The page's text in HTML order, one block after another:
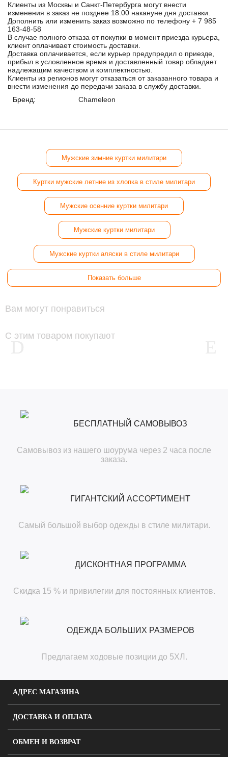
Клиенты из Москвы и Санкт-Петербурга могут внести
изменения в заказ не позднее 18:00 накануне дня доставки.
Дополнить или изменить заказ возможно по телефону + 7 985
163-48-58
В случае полного отказа от покупки в момент приезда курьера,
клиент оплачивает стоимость доставки.
Доставка оплачивается, если курьер предупредил о приезде,
прибыл в условленное время и доставленный товар обладает
надлежащим качеством и комплектностью.
Клиенты из регионов могут отказаться от заказанного товара и
внести изменения до передачи заказа в службу доставки.
Бренд:
Chameleon
Мужские зимние куртки милитари
Куртки мужские летние из хлопка в стиле милитари
Мужские осенние куртки милитари
Мужские куртки милитари
Мужские куртки аляски в стиле милитари
Показать больше
Вам могут понравиться
С этим товаром покупают
БЕСПЛАТНЫЙ САМОВЫВОЗ
Самовывоз из нашего шоурума через 2 часа после
заказа.
ГИГАНТСКИЙ АССОРТИМЕНТ
Самый большой выбор одежды в стиле милитари.
ДИСКОНТНАЯ ПРОГРАММА
Скидка 15 % и привилегии для постоянных клиентов.
ОДЕЖДА БОЛЬШИХ РАЗМЕРОВ
Предлагаем ходовые позиции до 5ХЛ.
АДРЕС МАГАЗИНА
ДОСТАВКА И ОПЛАТА
ОБМЕН И ВОЗВРАТ